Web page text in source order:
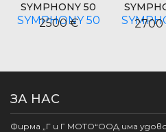
SYMPHONY 50
2500 €
CARGO
2700
ЗА НАС
Фирма „Г и Г МОТО“ООД има